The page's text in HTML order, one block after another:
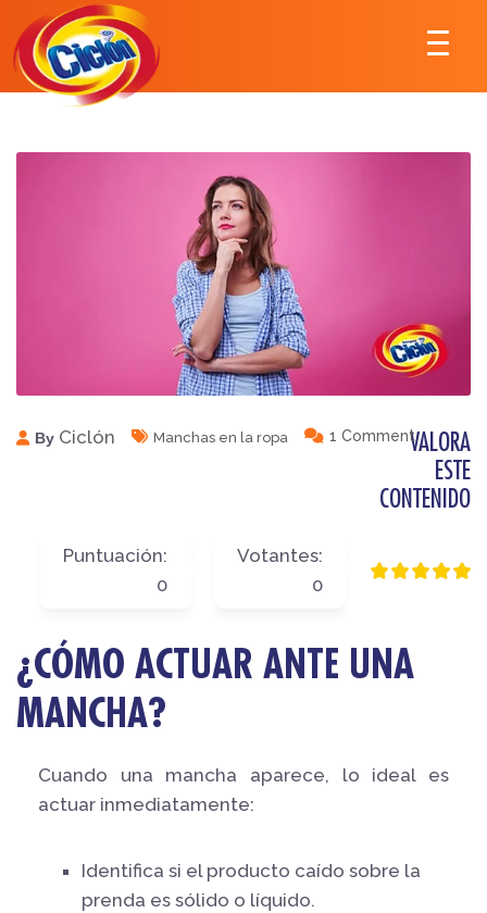
By Ciclón Manchas en la ropa 1 CommentVALORA
ESTE
CONTENIDO
Puntuación:
0
Votantes:
0
¿CÓMO ACTUAR ANTE UNA
MANCHA?
Cuando una mancha aparece, lo ideal es
actuar inmediatamente:
Identifica si el producto caído sobre la
prenda es sólido o líquido.